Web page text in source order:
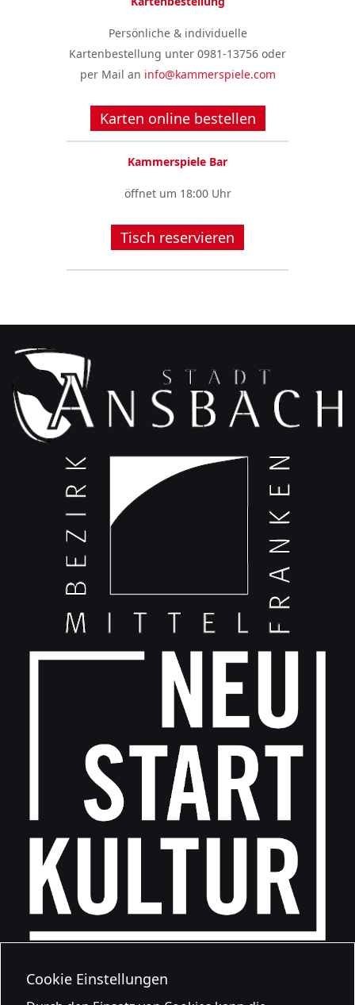
Cookie Einstellungen
Persönliche & individuelle
Kartenbestellung unter 0981-13756 oder
per Mail an info@kammerspiele.com
Karten online bestellen
Kammerspiele Bar
öffnet um 18:00 Uhr
Tisch reservieren